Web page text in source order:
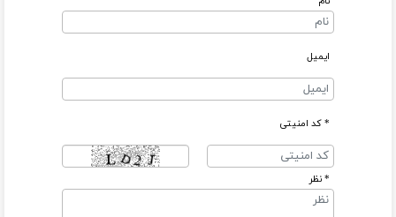
ایمیل
* کد امنیتی
* نظر